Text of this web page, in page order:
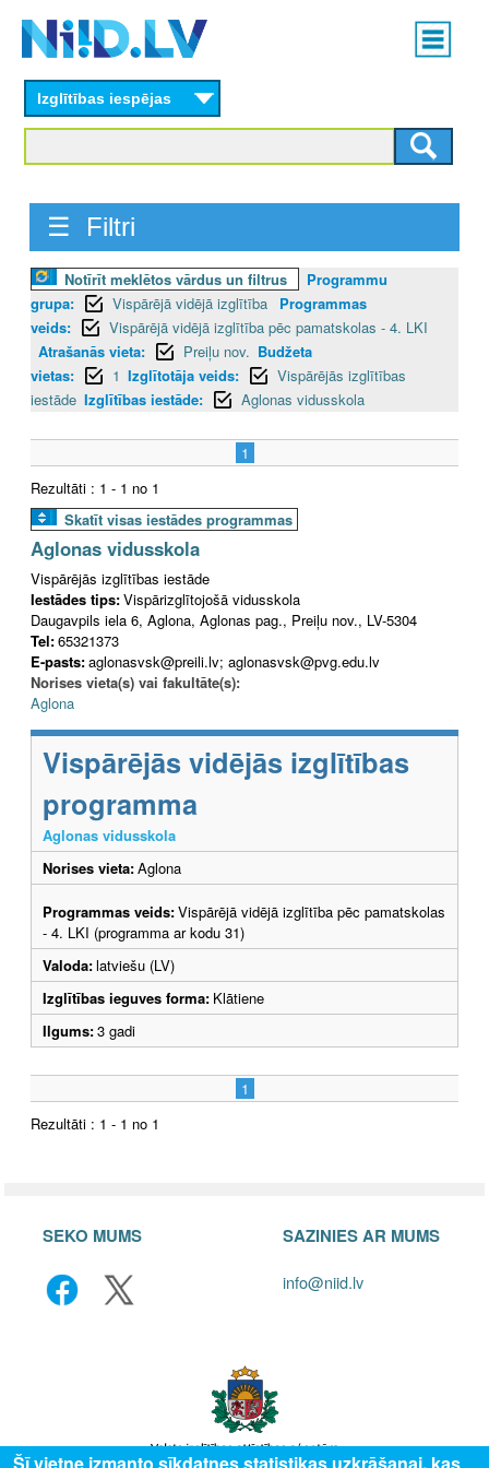
content
Main
menu
Izglītības iespējas
☰ Filtri
Notīrīt meklētos vārdus un filtrus
Programmu
grupa:
Vispārējā vidējā izglītība
Programmas
veids:
Vispārējā vidējā izglītība pēc pamatskolas - 4. LKI
Atrašanās vieta:
Preiļu nov. Budžeta
vietas:
1 Izglītotāja veids:
Vispārējās izglītības
iestāde Izglītības iestāde: Aglonas vidusskola
1
Rezultāti : 1 - 1 no 1
Skatīt visas iestādes programmas
Aglonas vidusskola
Vispārējās izglītības iestāde
Iestādes tips:Vispārizglītojošā vidusskola
Daugavpils iela 6, Aglona, Aglonas pag., Preiļu nov., LV-5304
Tel:65321373
E-pasts:aglonasvsk@preili.lv; aglonasvsk@pvg.edu.lv
Norises vieta(s) vai fakultāte(s):
Aglona
Vispārējās vidējās izglītības
programma
Aglonas vidusskola
Norises vieta:Aglona
Programmas veids:Vispārējā vidējā izglītība pēc pamatskolas
- 4. LKI (programma ar kodu 31)
Valoda:latviešu (LV)
Izglītības ieguves forma: Klātiene
Ilgums:3 gadi
1
Rezultāti : 1 - 1 no 1
SEKO MUMS SAZINIES AR MUMS
info@niid.lv